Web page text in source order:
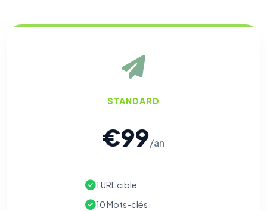
STANDARD
€99/an
1 URL cible
10 Mots-clés